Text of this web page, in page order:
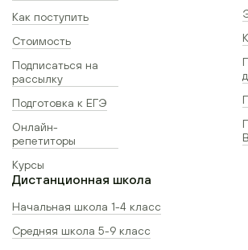
Как поступить
Стоимость
Подписаться на
рассылку
Подготовка к ЕГЭ
Онлайн-
репетиторы
Курсы
Дистанционная школа
Начальная школа 1-4 класс
Средняя школа 5-9 класс